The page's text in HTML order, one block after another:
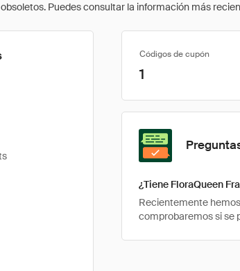
Puedes consultar la información más
Códigos de cupón
1
¿Tiene FloraQueen
Recientemente
comprobaremos si se